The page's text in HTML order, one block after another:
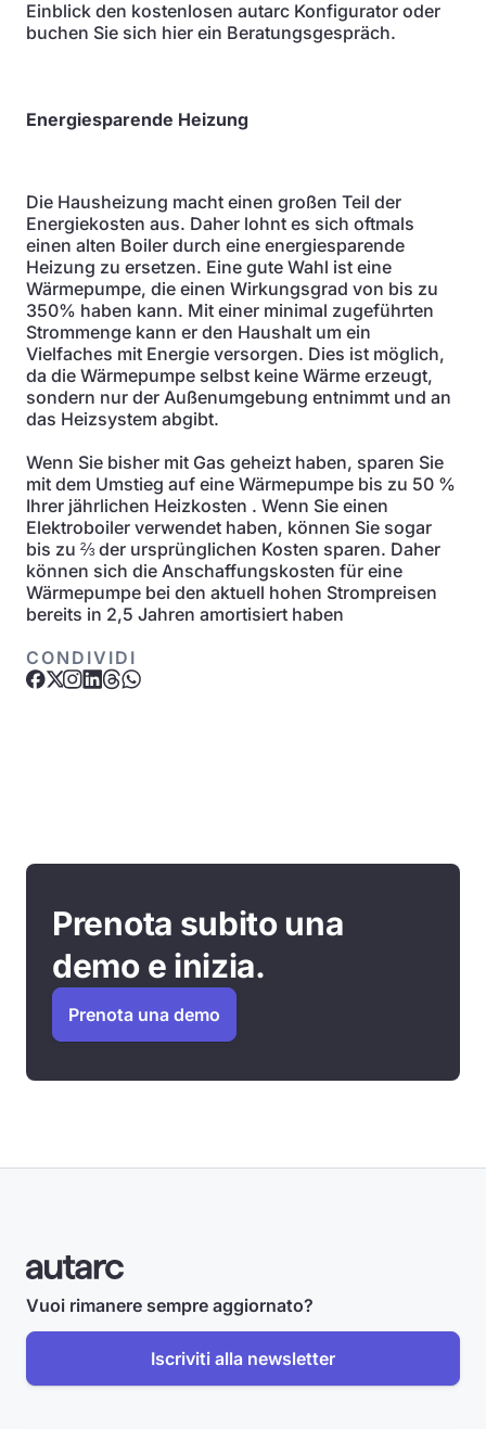
Einblick den kostenlosen autarc Konfigurator oder
buchen Sie sich hier ein Beratungsgespräch.
Energiesparende Heizung
Die Hausheizung macht einen großen Teil der
Energiekosten aus. Daher lohnt es sich oftmals
einen alten Boiler durch eine energiesparende
Heizung zu ersetzen. Eine gute Wahl ist eine
Wärmepumpe, die einen Wirkungsgrad von bis zu
350% haben kann. Mit einer minimal zugeführten
Strommenge kann er den Haushalt um ein
Vielfaches mit Energie versorgen. Dies ist möglich,
da die Wärmepumpe selbst keine Wärme erzeugt,
sondern nur der Außenumgebung entnimmt und an
das Heizsystem abgibt.
Wenn Sie bisher mit Gas geheizt haben, sparen Sie
mit dem Umstieg auf eine Wärmepumpe bis zu 50 %
Ihrer jährlichen Heizkosten . Wenn Sie einen
Elektroboiler verwendet haben, können Sie sogar
bis zu ⅔ der ursprünglichen Kosten sparen. Daher
können sich die Anschaffungskosten für eine
Wärmepumpe bei den aktuell hohen Strompreisen
bereits in 2,5 Jahren amortisiert haben
CONDIVIDI
Prenota subito una
demo e inizia.
Prenota una demo
Vuoi rimanere sempre aggiornato?
Iscriviti alla newsletter